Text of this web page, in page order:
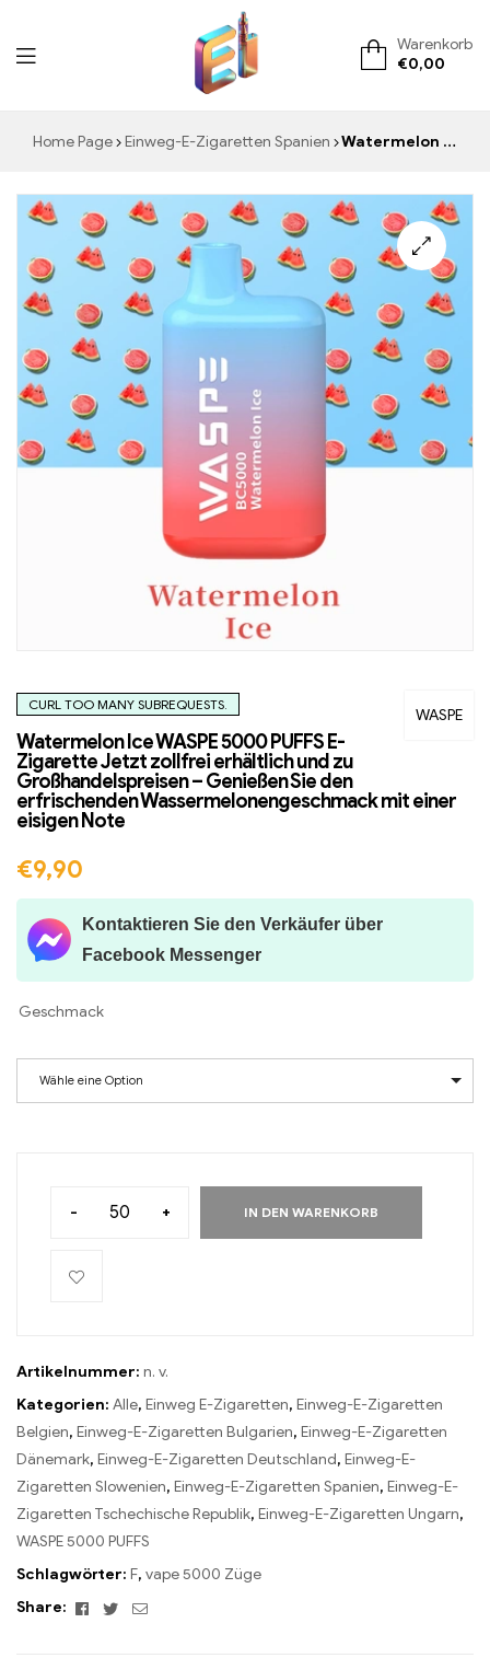
ElementVape.de
Warenkorb
€0,00
Home Page Einweg-E-Zigaretten Spanien Watermelon Ice WASPE 5000 PUFFS E-Zigarette Jetzt zollfrei erhältlich und zu Großhandelspreisen – Genießen Sie den erfrischenden Wassermelonengeschmack mit einer eisigen Note
WASPE
CURL TOO MANY SUBREQUESTS.
Watermelon Ice WASPE 5000 PUFFS E-
Zigarette Jetzt zollfrei erhältlich und zu
Großhandelspreisen – Genießen Sie den
erfrischenden Wassermelonengeschmack mit einer
eisigen Note
€9,90
Kontaktieren Sie den Verkäufer über
Facebook Messenger
Geschmack
Wähle eine Option
- + IN DEN WARENKORB
Artikelnummer: n. v.
Kategorien: Alle, Einweg E-Zigaretten, Einweg-E-Zigaretten
Belgien, Einweg-E-Zigaretten Bulgarien, Einweg-E-Zigaretten
Dänemark, Einweg-E-Zigaretten Deutschland, Einweg-E-
Zigaretten Slowenien, Einweg-E-Zigaretten Spanien, Einweg-E-
Zigaretten Tschechische Republik, Einweg-E-Zigaretten Ungarn,
WASPE 5000 PUFFS
Schlagwörter: F, vape 5000 Züge
Share:
Facebook
TwitterEmail